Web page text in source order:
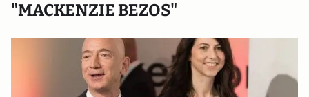
"MACKENZIE BEZOS"